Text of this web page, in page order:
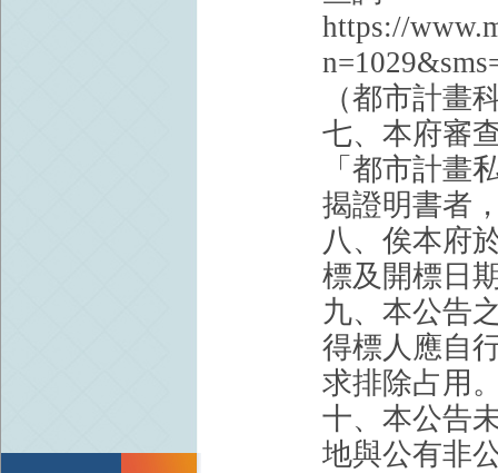
https://
（都市計畫
七、本府審
「都市計畫
揭證明書者
八、俟本府
標及開標日
九、本公告
得標人應自
求排除占用
十、本公告
地與公有非